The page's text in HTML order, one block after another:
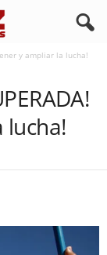
y ampliar la lucha!
lucha!